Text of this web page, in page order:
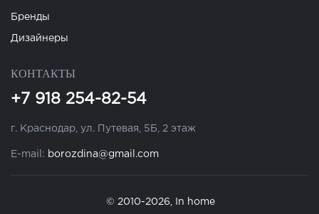
Бренды
Дизайнеры
КОНТАКТЫ
+7 918 254-82-54
г. Краснодар, ул. Путевая, 5Б, 2 этаж
E-mail: borozdina@gmail.com
© 2010-2026, In home